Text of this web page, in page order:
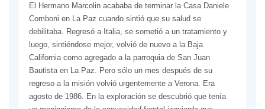
El Hermano Marcolin acababa de terminar la Casa Daniele
Comboni en La Paz cuando sintió que su salud se
debilitaba. Regresó a Italia, se sometió a un tratamiento y
luego, sintiéndose mejor, volvió de nuevo a la Baja
California como agregado a la parroquia de San Juan
Bautista en La Paz. Pero sólo un mes después de su
regreso a la misión volvió urgentemente a Verona. Era
agosto de 1986. En la exploración se descubrió que tenía